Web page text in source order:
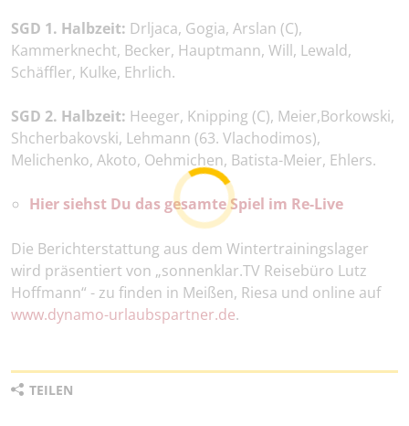
SGD 1. Halbzeit: Drljaca, Gogia, Arslan (C),
Kammerknecht, Becker, Hauptmann, Will, Lewald,
Schäffler, Kulke, Ehrlich.
SGD 2. Halbzeit: Heeger, Knipping (C), Meier,Borkowski,
Shcherbakovski, Lehmann (63. Vlachodimos),
Melichenko, Akoto, Oehmichen, Batista-Meier, Ehlers.
Hier siehst Du das gesamte Spiel im Re-Live
Die Berichterstattung aus dem Wintertrainingslager
wird präsentiert von „sonnenklar.TV Reisebüro Lutz
Hoffmann“ - zu finden in Meißen, Riesa und online auf
www.dynamo-urlaubspartner.de.
TEILEN